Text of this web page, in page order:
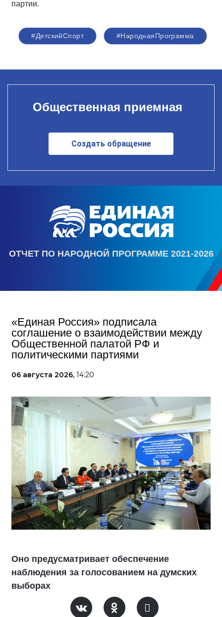
партии.
#ДетскийСпорт #НароднаяПрограмма
Общественная приемная
Создать обращение
ОТЧЕТ ПО НАРОДНОЙ ПРОГРАММЕ 2021-2026
«Единая Россия» подписала
соглашение о взаимодействии между
Общественной палатой РФ и
политическими партиями
06 августа 2026, 14:20
Оно предусматривает обеспечение
наблюдения за голосованием на думских
выборах